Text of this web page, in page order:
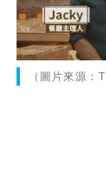
（圖片來源：